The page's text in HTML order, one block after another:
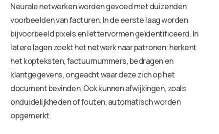
Neurale netwerken worden gevoed met duizenden
voorbeelden van facturen. In de eerste laag worden
bijvoorbeeld pixels en lettervormen geïdentificeerd. In
latere lagen zoekt het netwerk naar patronen: herkent
het kopteksten, factuurnummers, bedragen en
klantgegevens, ongeacht waar deze zich op het
document bevinden. Ook kunnen afwijkingen, zoals
onduidelijkheden of fouten, automatisch worden
opgemerkt.